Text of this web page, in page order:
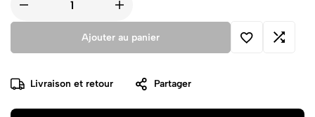
Ajouter au panier
Livraison et retour Partager